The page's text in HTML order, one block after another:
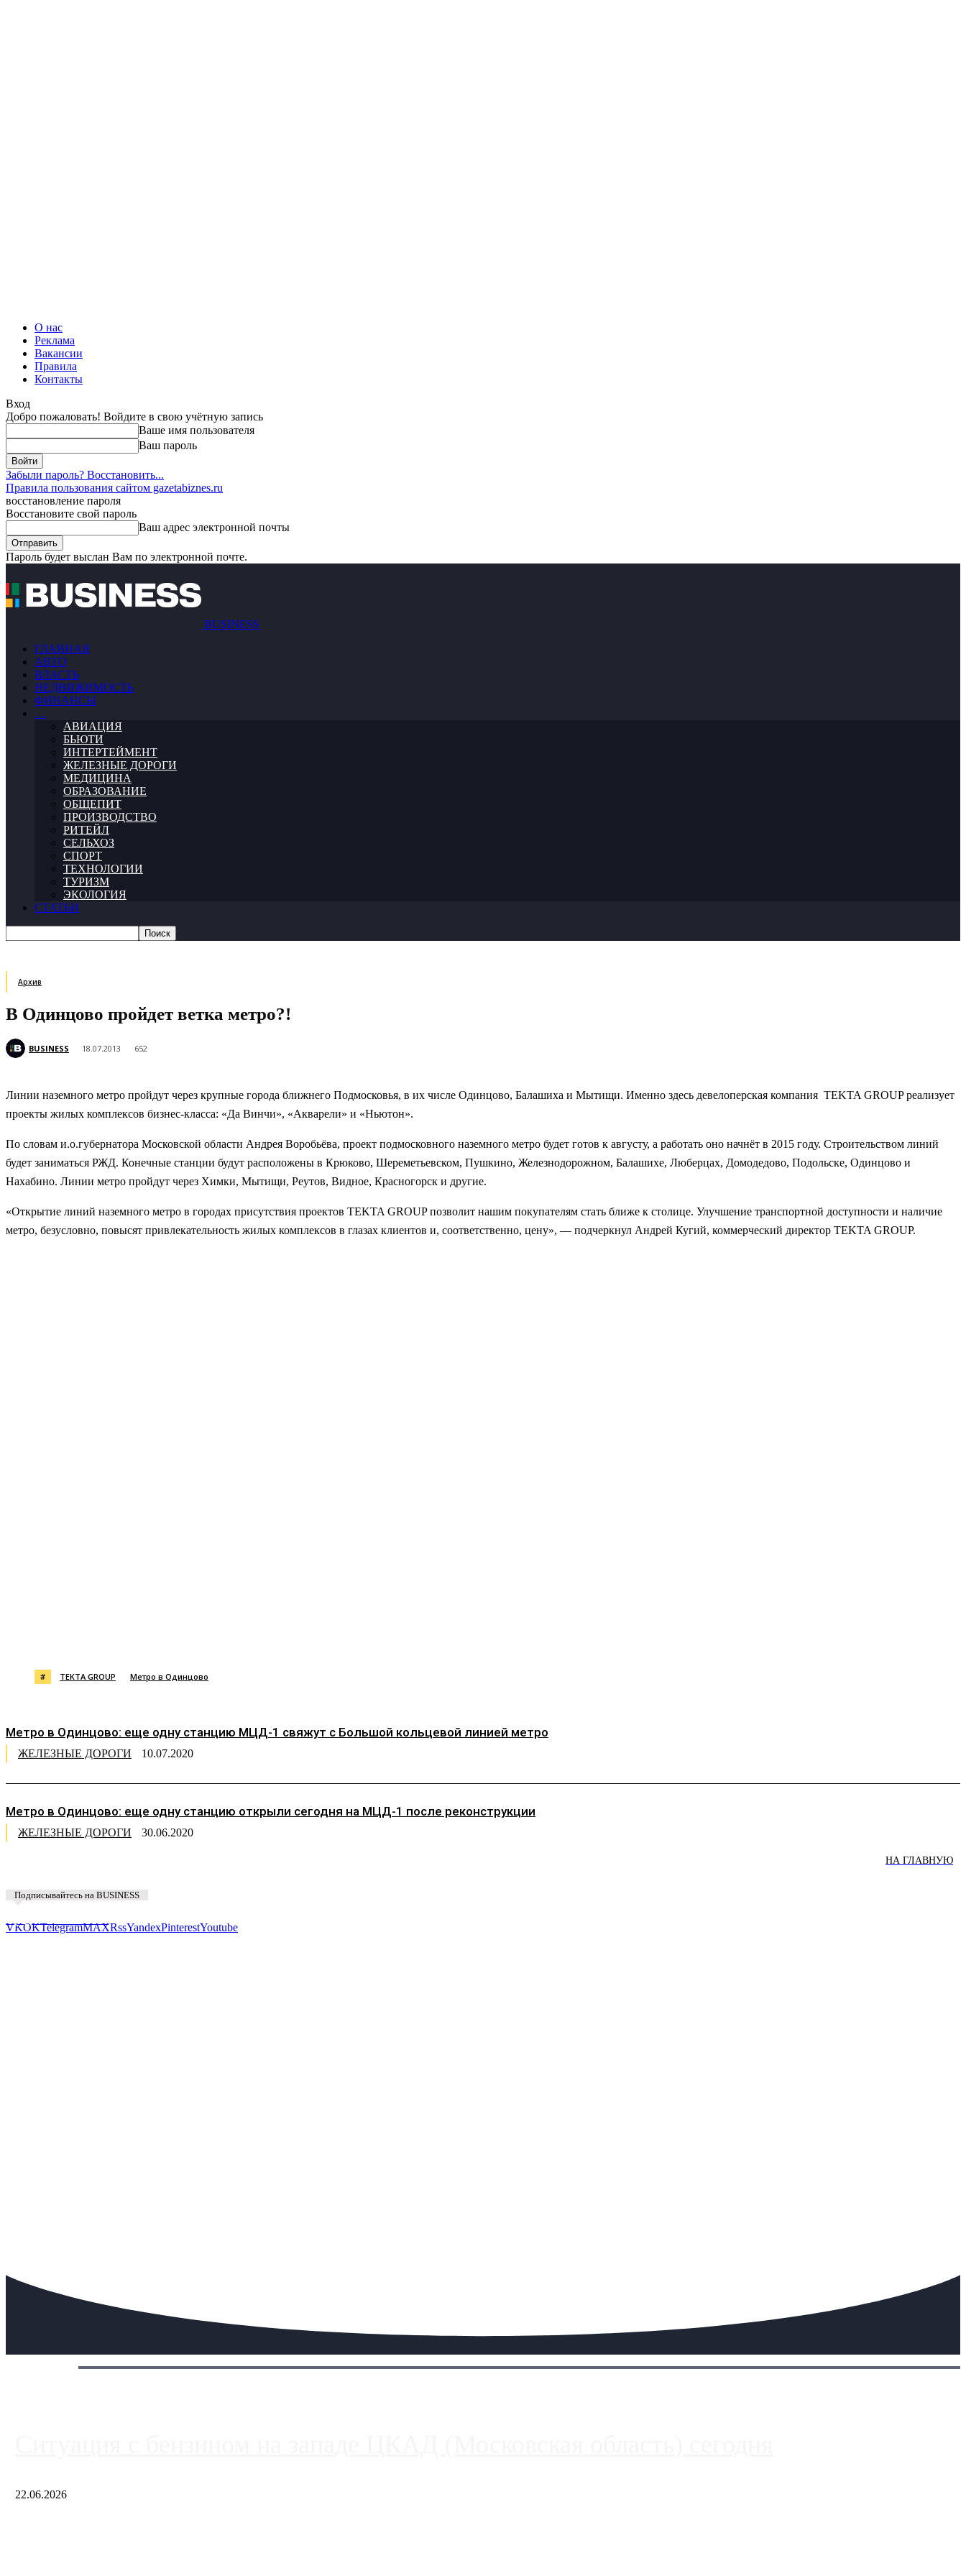
О нас
Реклама
Вакансии
Правила
Контакты
Вход
Добро пожаловать! Войдите в свою учётную запись
Ваше имя пользователя
Ваш пароль
Забыли пароль? Восстановить...
Правила пользования сайтом gazetabiznes.ru
восстановление пароля
Восстановите свой пароль
Ваш адрес электронной почты
Пароль будет выслан Вам по электронной почте.
BUSINESS
ГЛАВНАЯ
АВТО
ВЛАСТЬ
НЕДВИЖИМОСТЬ
ФИНАНСЫ
…
АВИАЦИЯ
БЬЮТИ
ИНТЕРТЕЙМЕНТ
ЖЕЛЕЗНЫЕ ДОРОГИ
МЕДИЦИНА
ОБРАЗОВАНИЕ
ОБЩЕПИТ
ПРОИЗВОДСТВО
РИТЕЙЛ
СЕЛЬХОЗ
СПОРТ
ТЕХНОЛОГИИ
ТУРИЗМ
ЭКОЛОГИЯ
СТАТЬИ
Архив
В Одинцово пройдет ветка метро?!
BUSINESS 18.07.2013 652
Линии наземного метро пройдут через крупные города ближнего Подмосковья, в их числе Одинцово, Балашиха и Мытищи. Именно здесь девелоперская компания TEKTA GROUP реализует
проекты жилых комплексов бизнес-класса: «Да Винчи», «Акварели» и «Ньютон».
По словам и.о.губернатора Московской области Андрея Воробьёва, проект подмосковного наземного метро будет готов к августу, а работать оно начнёт в 2015 году. Строительством линий
будет заниматься РЖД. Конечные станции будут расположены в Крюково, Шереметьевском, Пушкино, Железнодорожном, Балашихе, Люберцах, Домодедово, Подольске, Одинцово и
Нахабино. Линии метро пройдут через Химки, Мытищи, Реутов, Видное, Красногорск и другие.
«Открытие линий наземного метро в городах присутствия проектов TEKTA GROUP позволит нашим покупателям стать ближе к столице. Улучшение транспортной доступности и наличие
метро, безусловно, повысят привлекательность жилых комплексов в глазах клиентов и, соответственно, цену», — подчеркнул Андрей Кугий, коммерческий директор TEKTA GROUP.
# TEKTA GROUP Метро в Одинцово
Метро в Одинцово: еще одну станцию МЦД-1 свяжут с Большой кольцевой линией метро
ЖЕЛЕЗНЫЕ ДОРОГИ 10.07.2020
Метро в Одинцово: еще одну станцию открыли сегодня на МЦД-1 после реконструкции
ЖЕЛЕЗНЫЕ ДОРОГИ 30.06.2020
НА ГЛАВНУЮ
Подписывайтесь на BUSINESS
VKOKTelegramMAXRssYandexPinterestYoutube
22.06.2026